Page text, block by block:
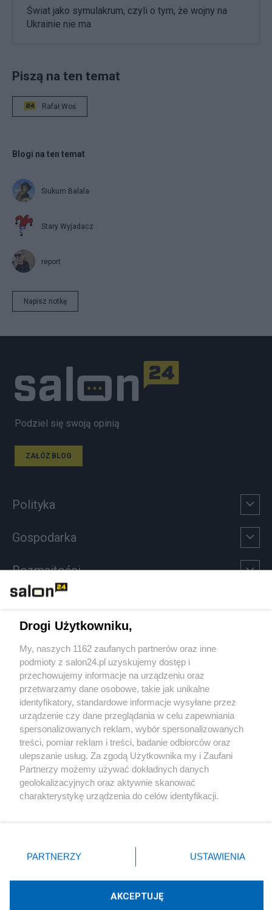
Świat jako symulakrum, czyli o tym, że wojny na
Ukrainie nie ma
Piszą na ten temat
Rafał Woś
Blogi na ten temat
Siukum Balala
Stary Wyjadacz
report
Napisz notkę
Podziel się swoją opinią
ZAŁÓŻ BLOG
Polityka
Gospodarka
Rozmaitości
Sport
Społeczeństwo
Kultura
X Facebook Instagram Youtube
Drogi Użytkowniku,
My, naszych 1162 zaufanych partnerów oraz inne
podmioty z salon24.pl uzyskujemy dostęp i
przechowujemy informacje na urządzeniu oraz
przetwarzamy dane osobowe, takie jak unikalne
identyfikatory, standardowe informacje wysyłane przez
urządzenie czy dane przeglądania w celu zapewniania
spersonalizowanych reklam, wybór spersonalizowanych
treści, pomiar reklam i treści, badanie odbiorców oraz
ulepszanie usług. Za zgodą Użytkownika my i Zaufani
Partnerzy możemy używać dokładnych danych
geolokalizacyjnych oraz aktywnie skanować
charakterystykę urządzenia do celów identyfikacji.
zmienić/wycofać klikając przycisk ustawień prywatności
znajdujący się w lewym dolnym rogu strony
rodzaje przetwarzania danych nie wymagają zgody
użytkownika, ale masz prawo sprzeciwić się takiemu
przetwarzaniu. Preferencje będą miały zastosowania tylko
PARTNERZY USTAWIENIA
AKCEPTUJĘ